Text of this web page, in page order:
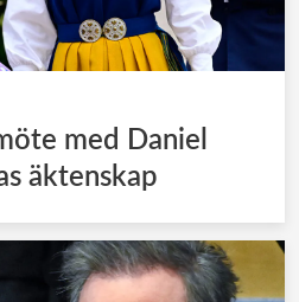
med Daniel
äktenskap